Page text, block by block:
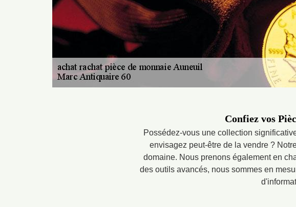
Confiez vos
Possédez-vous une collection
envisagez peut-être de la vendre ?
domaine. Nous prenons également en
des outils avancés, nous sommes en